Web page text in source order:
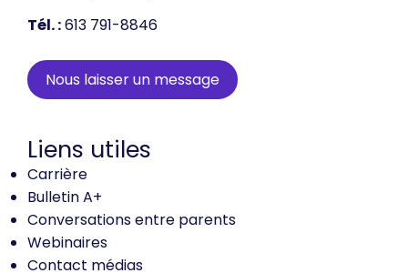
Tél. :613 791-8846
Nous laisser un message
Liens utiles
Carrière
Bulletin A+
Conversations entre parents
Webinaires
Contact médias